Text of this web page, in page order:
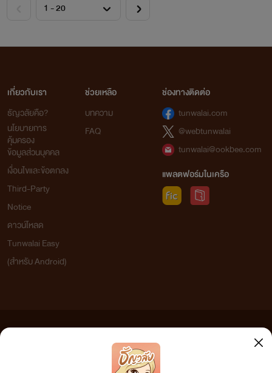
เกี่ยวกับเรา
ธัญวลัยคือ?
นโยบายการ
คุ้มครอง
ข้อมูลส่วนบุคคล
เงื่อนไขและข้อตกลง
Third-Party
Notice
ดาวน์โหลด
Tunwalai Easy
(สำหรับ Android)
ช่วยเหลือ
บทความ
FAQ
ช่องทางติดต่อ
tunwalai.com
@webtunwalai
tunwalai@ookbee.com
แพลตฟอร์มในเครือ
เว็บไซต์แห่งนี้ไม่ได้เห็นด้วยและไม่ขอรับผิดชอบต่อข้อความใดๆ ทั้งสิ้น ดังนั้นผู้อ่านทุกท่านโปรดใช้
วิจารณญาณในการกลั่นกรองด้วยตนเอง และหากท่านพบข้อความใดๆ ที่ขัดต่อกฎหมายและศีลธรรม